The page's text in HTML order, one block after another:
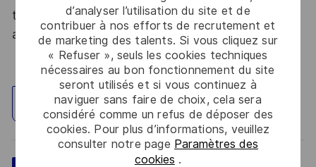
d’analyser l’utilisation du site et de
contribuer à nos efforts de recrutement et
de marketing des talents. Si vous cliquez sur
« Refuser », seuls les cookies techniques
nécessaires au bon fonctionnement du site
seront utilisés et si vous continuez à
naviguer sans faire de choix, cela sera
considéré comme un refus de déposer des
cookies. Pour plus d’informations, veuillez
consulter notre page Paramètres des
cookies .
tous les talents. La diversité est notre meilleur
atout. Postulez et rejoignez nous !
Explorez un site